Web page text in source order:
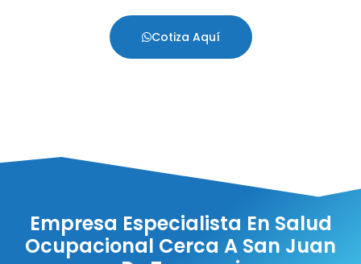
Cotiza Aquí
Empresa Especialista En Salud
Ocupacional Cerca A San Juan